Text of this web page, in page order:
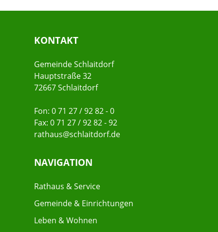
KONTAKT
Gemeinde Schlaitdorf
Hauptstraße 32
72667 Schlaitdorf
Fon: 0 71 27 / 92 82 - 0
Fax: 0 71 27 / 92 82 - 92
rathaus@schlaitdorf.de
NAVIGATION
Rathaus & Service
Gemeinde & Einrichtungen
Leben & Wohnen